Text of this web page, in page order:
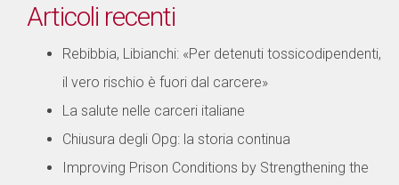
Articoli recenti
Rebibbia, Libianchi: «Per detenuti tossicodipendenti,
il vero rischio è fuori dal carcere»
La salute nelle carceri italiane
Chiusura degli Opg: la storia continua
Improving Prison Conditions by Strengthening the